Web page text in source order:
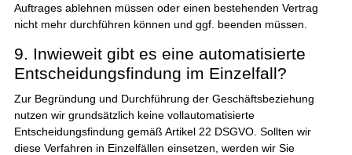
Auftrages ablehnen müssen oder einen bestehenden Vertrag
nicht mehr durchführen können und ggf. beenden müssen.
9. Inwieweit gibt es eine automatisierte
Entscheidungsfindung im Einzelfall?
Zur Begründung und Durchführung der Geschäftsbeziehung
nutzen wir grundsätzlich keine vollautomatisierte
Entscheidungsfindung gemäß Artikel 22 DSGVO. Sollten wir
diese Verfahren in Einzelfällen einsetzen, werden wir Sie